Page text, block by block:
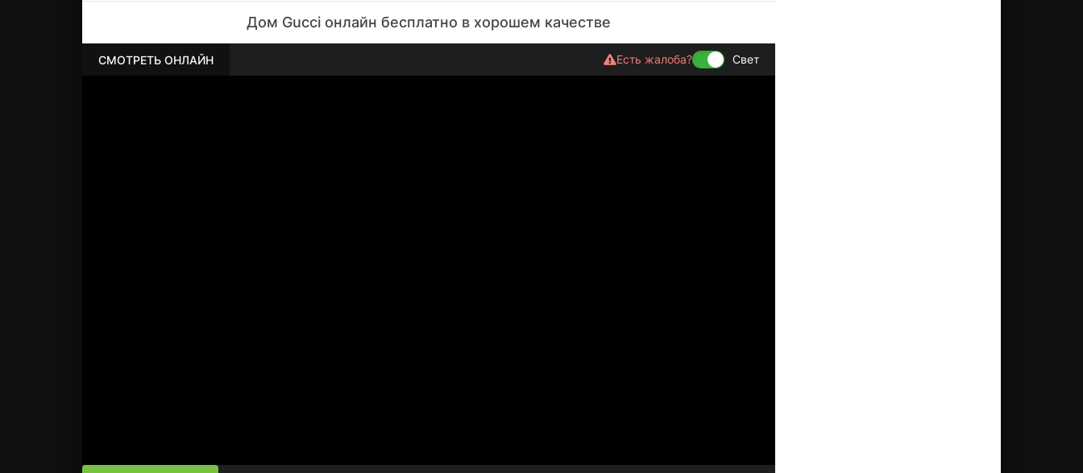
Дом Gucci онлайн бесплатно в хорошем качестве
СМОТРЕТЬ ОНЛАЙН Есть жалоба? Свет